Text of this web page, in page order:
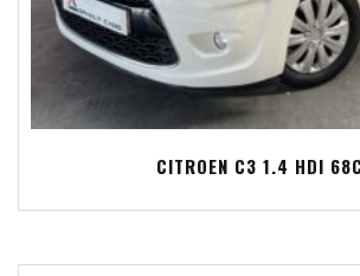
CITROEN C3 1.4 HDI